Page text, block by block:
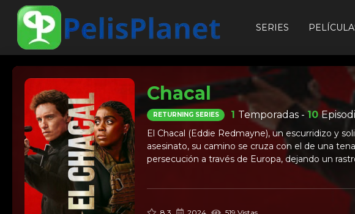
SERIES
Chacal
RETURNING SERIES 1 Temporadas -10
El Chacal (Eddie Redmayne), un escurridizo y
asesinato, su camino se cruza con el de una
persecución a través de Europa, dejando un